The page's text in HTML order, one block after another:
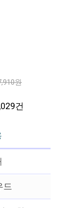
원
건
드